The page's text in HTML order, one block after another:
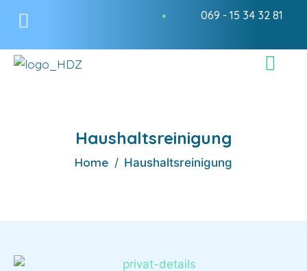
069 - 15 34 32 81
Haushaltsreinigung
Home Haushaltsreinigung